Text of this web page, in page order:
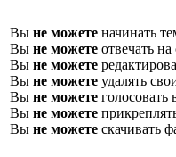
Вы не можете начинать
Вы не можете отвечать
Вы не можете
Вы не можете удалять
Вы не можете голосовать
Вы не можете
Вы не можете скачивать